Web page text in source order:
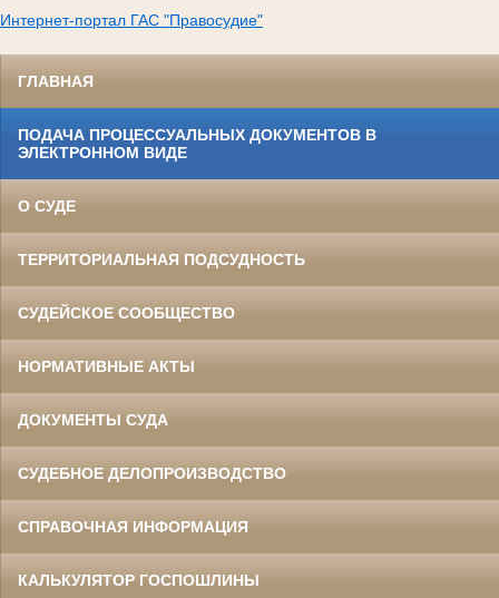
Интернет-портал ГАС "Правосудие"
ГЛАВНАЯ
ПОДАЧА ПРОЦЕССУАЛЬНЫХ ДОКУМЕНТОВ В
ЭЛЕКТРОННОМ ВИДЕ
О СУДЕ
ТЕРРИТОРИАЛЬНАЯ ПОДСУДНОСТЬ
СУДЕЙСКОЕ СООБЩЕСТВО
НОРМАТИВНЫЕ АКТЫ
ДОКУМЕНТЫ СУДА
СУДЕБНОЕ ДЕЛОПРОИЗВОДСТВО
СПРАВОЧНАЯ ИНФОРМАЦИЯ
КАЛЬКУЛЯТОР ГОСПОШЛИНЫ